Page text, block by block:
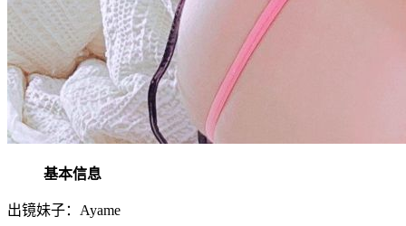
基本信息
出镜妹子：Ayame